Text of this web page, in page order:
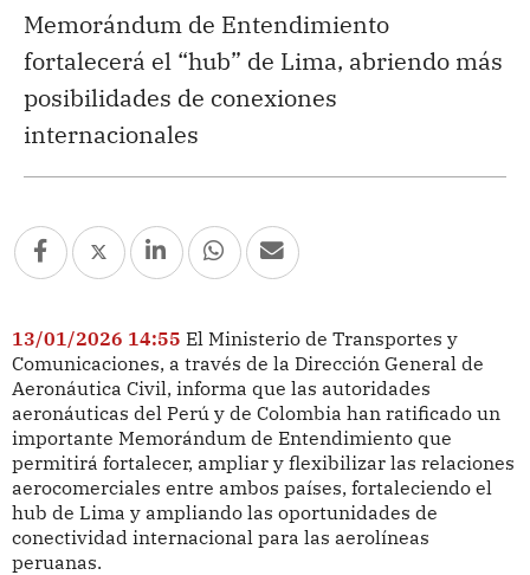
Memorándum de Entendimiento
fortalecerá el “hub” de Lima, abriendo más
posibilidades de conexiones
internacionales
13/01/2026 14:55 El Ministerio de Transportes y
Comunicaciones, a través de la Dirección General de
Aeronáutica Civil, informa que las autoridades
aeronáuticas del Perú y de Colombia han ratificado un
importante Memorándum de Entendimiento que
permitirá fortalecer, ampliar y flexibilizar las relaciones
aerocomerciales entre ambos países, fortaleciendo el
hub de Lima y ampliando las oportunidades de
conectividad internacional para las aerolíneas
peruanas.